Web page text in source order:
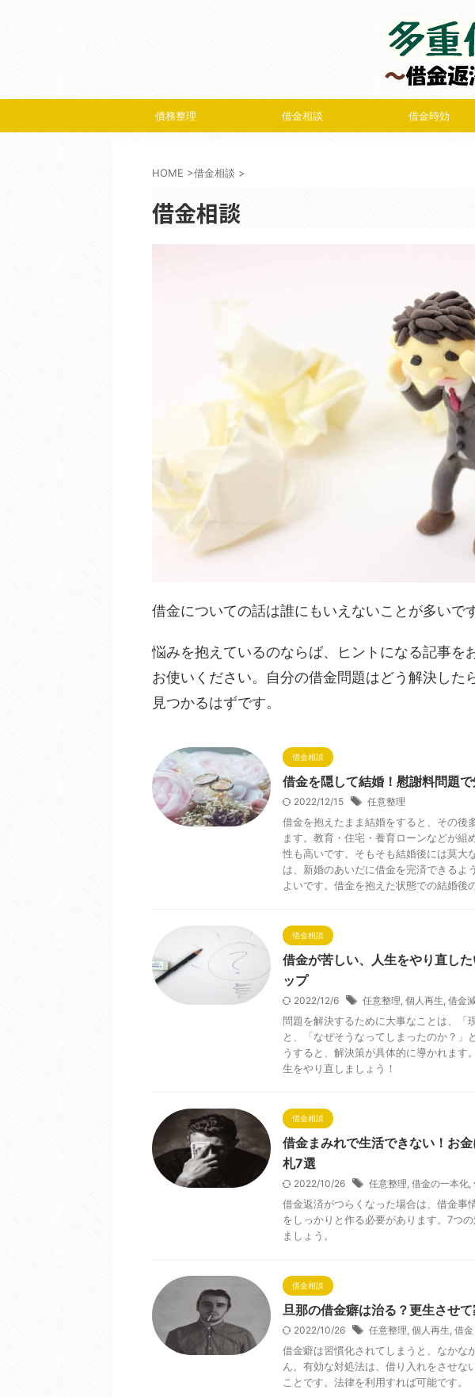
債務整理 借金相談 借金時効
HOME >借金相談 >
借金相談
借金についての話は誰にもいえないことが多いです
悩みを抱えているのならば、ヒントになる記事を
お使いください。自分の借金問題はどう解決し
見つかるはずです。
借金相談
借金を隠して結婚！慰謝料問題
2022/12/15 任意整理
借金を抱えたまま結婚をすると、その後
ます。教育・住宅・養育ローンなどが
性も高いです。そもそも結婚後には莫大
は、新婚のあいだに借金を完済できるよ
よいです。借金を抱えた状態での結婚後
借金相談
借金が苦しい、人生をやり直し
ップ
2022/12/6 任意整理, 個人再生, 借金
問題を解決するために大事なことは、「
と、「なぜそうなってしまったのか？」
うすると、解決策が具体的に導かれます
生をやり直しましょう！
借金相談
借金まみれで生活できない！お
札7選
2022/10/26 任意整理, 借金の一本化,
借金返済がつらくなった場合は、借金事
をしっかりと作る必要があります。7つ
ましょう。
借金相談
旦那の借金癖は治る？更生させ
2022/10/26 任意整理, 個人再生, 借
借金癖は習慣化されてしまうと、なかな
ん。有効な対処法は、借り入れをさせな
ことです。法律を利用すれば可能です。